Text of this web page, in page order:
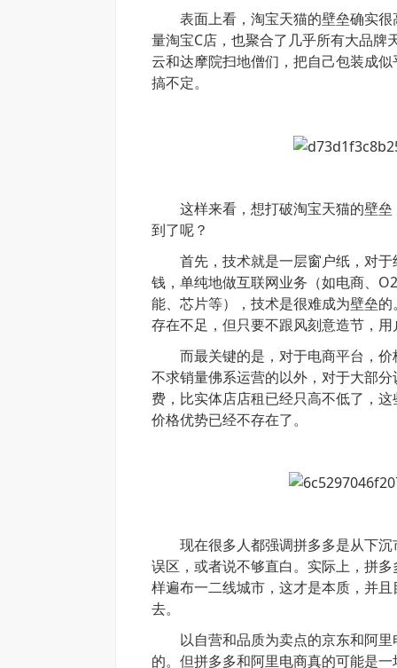
表面上看，淘宝天猫的壁垒确实很
量淘宝C店，也聚合了几乎所有大品牌
云和达摩院扫地僧们，把自己包装成
搞不定。
这样来看，想打破淘宝天猫的壁垒
到了呢？
首先，技术就是一层窗户纸，对于
钱，单纯地做互联网业务（如电商、
能、芯片等），技术是很难成为壁垒
存在不足，但只要不跟风刻意造节，
而最关键的是，对于电商平台 ，
不求销量佛系运营的以外，对于大部
费，比实体店店租已经只高不低了，
价格优势已经不存在了。
现在很多人都强调拼多多是从下沉
误区，或者说不够直白。实际上，拼
样遍布一二线城市，这才是本质，并
去。
以自营和品质为卖点的京东和阿里
的。但拼多多和阿里电商真的可能是